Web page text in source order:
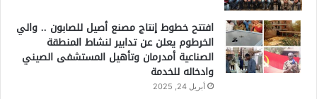
افتتح خطوط إنتاج مصنع أصيل للصابون .. والي
الخرطوم يعلن عن تدابير لنشاط المنطقة
الصناعية أمدرمان وتأهيل المستشفى الصيني
وادخاله للخدمة
أبريل 24, 2025